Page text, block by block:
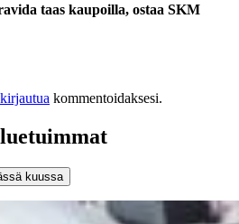
taas kaupoilla, ostaa SKM
kirjautua kommentoidaksesi.
kuussa